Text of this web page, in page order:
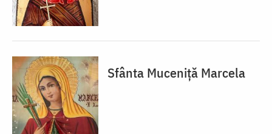
Sfânta Muceniță Marcela